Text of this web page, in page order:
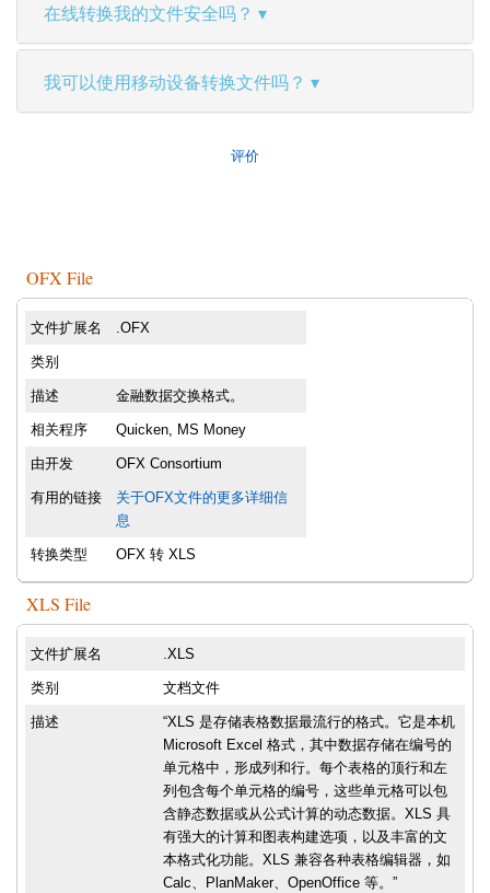
在线转换我的文件安全吗？
我可以使用移动设备转换文件吗？
评价
OFX File
文件扩展名 .OFX
类别
描述 金融数据交换格式。
相关程序 Quicken, MS Money
由开发 OFX Consortium
有用的链接
关于OFX文件的更多详细信
息
转换类型 OFX 转 XLS
XLS File
文件扩展名 .XLS
类别 文档文件
描述
“XLS 是存储表格数据最流行的格式。它是本机
Microsoft Excel 格式，其中数据存储在编号的
单元格中，形成列和行。每个表格的顶行和左
列包含每个单元格的编号，这些单元格可以包
含静态数据或从公式计算的动态数据。XLS 具
有强大的计算和图表构建选项，以及丰富的文
本格式化功能。XLS 兼容各种表格编辑器，如
Calc、PlanMaker、OpenOffice 等。”